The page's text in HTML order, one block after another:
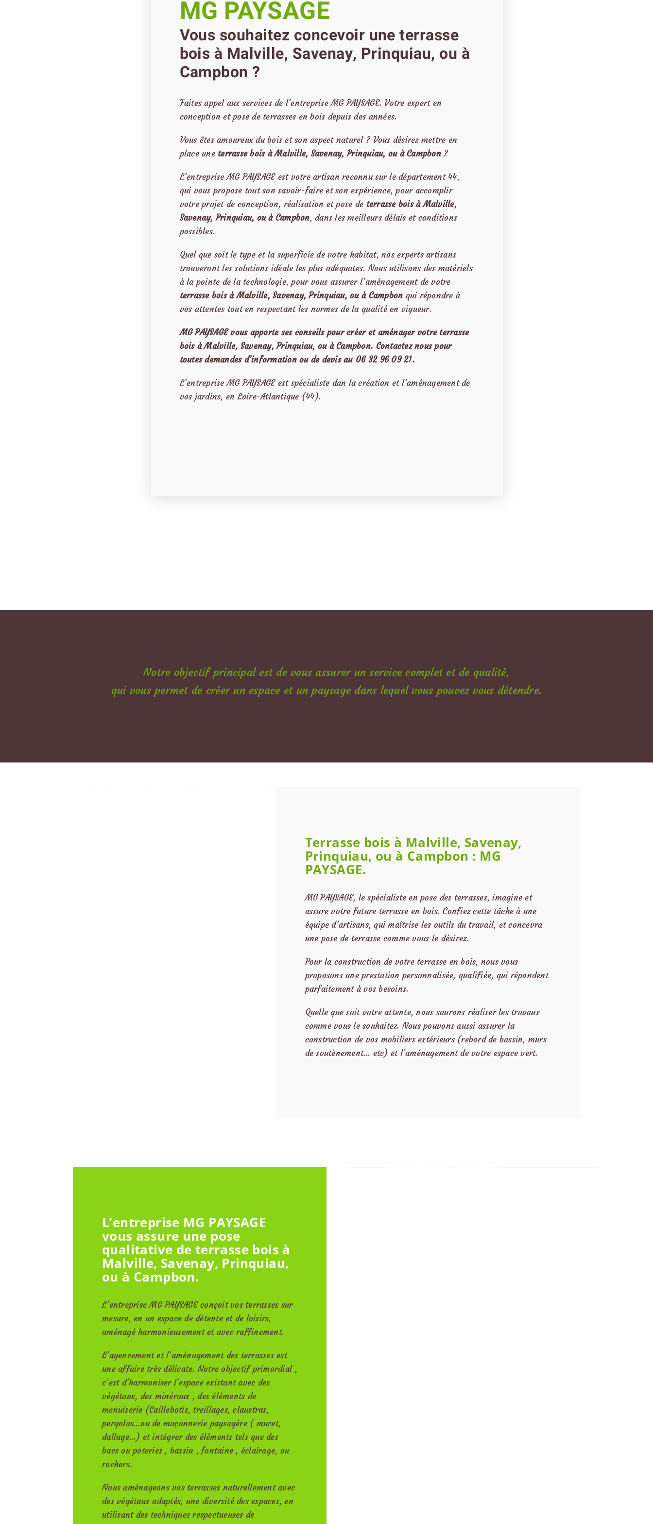
MG PAYSAGE
Vous souhaitez concevoir une terrasse
bois à Malville, Savenay, Prinquiau, ou à
Campbon ?
Faites appel aux services de l’entreprise MG PAYSAGE. Votre expert en
conception et pose de terrasses en bois depuis des années.
Vous êtes amoureux du bois et son aspect naturel ? Vous désirez mettre en
place une terrasse boisà Malville, Savenay, Prinquiau, ou à Campbon?
L’entreprise MG PAYSAGE est votre artisan reconnu sur le département 44,
qui vous propose tout son savoir-faire et son expérience, pour accomplir
votre projet de conception, réalisation et pose de terrasse bois à Malville,
Savenay, Prinquiau, ou à Campbon, dans les meilleurs délais et conditions
possibles.
Quel que soit le type et la superficie de votre habitat, nos experts artisans
trouveront les solutions idéale les plus adéquates. Nous utilisons des matériels
à la pointe de la technologie, pour vous assurer l’aménagement de votre
terrasse bois à Malville, Savenay, Prinquiau, ou à Campbon qui répondre à
vos attentes tout en respectant les normes de la qualité en vigueur.
MG PAYSAGE vous apporte ses conseils pour créer et aménager votre terrasse
bois à Malville, Savenay, Prinquiau, ou à Campbon. Contactez nous pour
toutes demandes d’information ou de devis au 06 32 96 09 21.
L’entreprise MG PAYSAGE est spécialiste dan la création et l’aménagement de
vos jardins, en Loire-Atlantique (44).
Notre objectif principal est de vous assurer un service complet et de qualité,
qui vous permet de créer un espace et un paysage dans lequel vous pouvez vous détendre.
Terrasse bois à Malville, Savenay,
Prinquiau, ou à Campbon : MG
PAYSAGE.
MG PAYSAGE, le spécialiste en pose des terrasses, imagine et
assure votre future terrasse en bois. Confiez cette tâche à une
équipe d’artisans, qui maîtrise les outils du travail, et concevra
une pose de terrasse comme vous le désirez.
Pour la construction de votre terrasse en bois, nous vous
proposons une prestation personnalisée, qualifiée, qui répondent
parfaitement à vos besoins.
Quelle que soit votre attente, nous saurons réaliser les travaux
comme vous le souhaitez. Nous pouvons aussi assurer la
construction de vos mobiliers extérieurs (rebord de bassin, murs
de soutènement… etc) et l’aménagement de votre espace vert.
L’entreprise MG PAYSAGE
vous assure une pose
qualitative de terrasse bois à
Malville, Savenay, Prinquiau,
ou à Campbon.
L’entreprise MG PAYSAGE conçoit vos terrasses sur-
mesure, en un espace de détente et de loisirs,
aménagé harmonieusement et avec raffinement.
L’agencement et l’aménagement des terrasses est
une affaire très délicate. Notre objectif primordial ,
c’est d’harmoniser l’espace existant avec des
végétaux, des minéraux , des éléments de
menuiserie (Caillebotis, treillages, claustras,
pergolas…ou de maçonnerie paysagère ( muret,
dallage…) et intégrer des éléments tels que des
bacs ou poteries , bassin , fontaine , éclairage, ou
rochers.
Nous aménageons vos terrasses naturellement avec
des végétaux adaptés, une diversité des espaces, en
utilisant des techniques respectueuses de